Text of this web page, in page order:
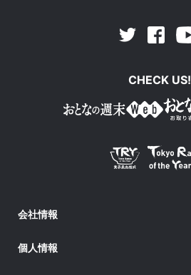
Twitter
CHECK US!
会社情報
個人情報